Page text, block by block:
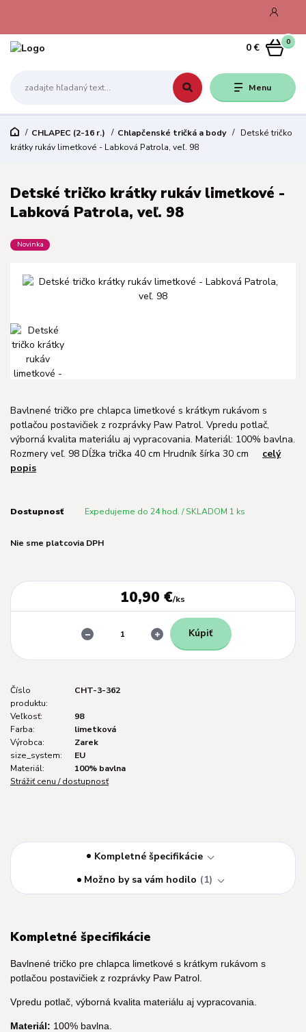
Menu
0
0 €
CHLAPEC (2-16 r.) Chlapčenské tričká a body
Detské tričko
krátky rukáv limetkové - Labková Patrola, veľ. 98
Detské tričko krátky rukáv limetkové -
Labková Patrola, veľ. 98
Novinka
Bavlnené tričko pre chlapca limetkové s krátkym rukávom s
potlačou postavičiek z rozprávky Paw Patrol. Vpredu potlač,
výborná kvalita materiálu aj vypracovania. Materiál: 100% bavlna.
Rozmery veľ. 98 Dĺžka trička 40 cm Hrudník šírka 30 cm celý
popis
Dostupnosť Expedujeme do 24 hod. / SKLADOM 1 ks
Nie sme platcovia DPH
10,90 €/ks
Kúpiť
Číslo
produktu:
CHT-3-362
Veľkosť:
98
Farba:
limetková
Výrobca:
Zarek
size_system:
EU
Materiál:
100% bavlna
Strážiť cenu / dostupnosť
Kompletné špecifikácie
Možno by sa vám hodilo
1
Kompletné špecifikácie
Bavlnené tričko pre chlapca limetkové s krátkym rukávom s
potlačou postavičiek z rozprávky Paw Patrol.
Vpredu potlač, výborná kvalita materiálu aj vypracovania.
Materiál: 100% bavlna.